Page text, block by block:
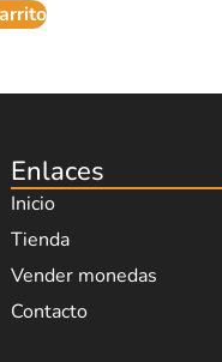
Enlaces
Inicio
Tienda
Vender monedas
Contacto